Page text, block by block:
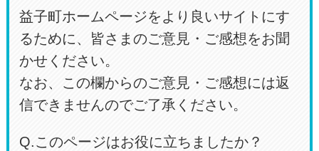
益子町ホームページをより良いサイトにす
るために、皆さまのご意見・ご感想をお聞
かせください。
なお、この欄からのご意見・ご感想には返
信できませんのでご了承ください。
Q.このページはお役に立ちましたか？